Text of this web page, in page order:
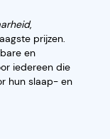
,
prijzen.
en
iedereen die
hun slaap- en